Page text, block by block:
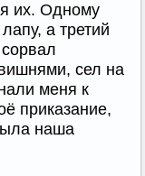
я их. Одному
а третий
сел на
меня к
приказание,
наша